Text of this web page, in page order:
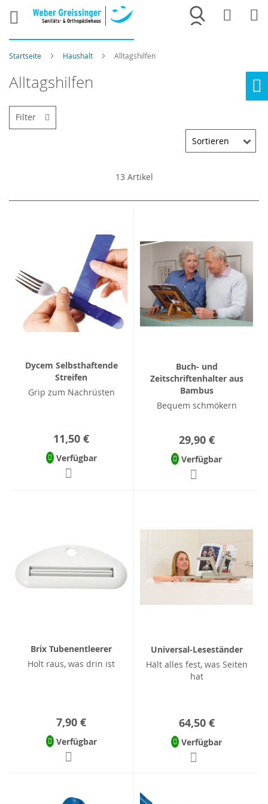
Merkliste
Startseite Haushalt Alltagshilfen
Alltagshilfen
13 Artikel
Dycem Selbsthaftende
Streifen
Grip zum Nachrüsten
11,50 €
Verfügbar
Buch- und
Zeitschriftenhalter aus
Bambus
Bequem schmökern
29,90 €
Verfügbar
Brix Tubenentleerer
Holt raus, was drin ist
7,90 €
Verfügbar
Universal-Leseständer
Hält alles fest, was Seiten
hat
64,50 €
Verfügbar
Filter